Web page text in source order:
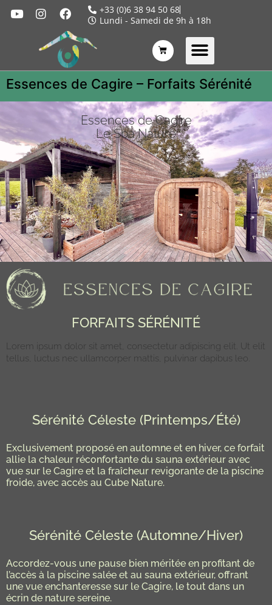
+33 (0)6 38 94 50 68
Lundi - Samedi de 9h à 18h
Essences de Cagire – Forfaits Sérénité
Essences de Cagire
Le Spa Nature
FORFAITS SÉRÉNITÉ
Lorem ipsum dolor sit amet, consectetur adipiscing elit. Ut elit
tellus, luctus nec ullamcorper mattis, pulvinar dapibus leo.
Sérénité Céleste (Printemps/Été)
Exclusivement proposé en automne et en hiver, ce forfait
allie la chaleur réconfortante du sauna extérieur avec
vue sur le Cagire et la fraîcheur revigorante de la piscine
froide, avec accès au Cube Nature.
Sérénité Céleste (Automne/Hiver)
Accordez-vous une pause bien méritée en profitant de
l’accès à la piscine salée et au sauna extérieur, offrant
une vue enchanteresse sur le Cagire, le tout dans un
écrin de nature sereine.